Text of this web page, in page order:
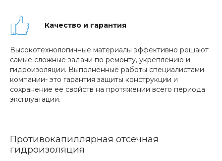
Качество и гарантия
Высокотехнологичные материалы эффективно решают
самые сложные задачи по ремонту, укреплению и
гидроизоляции. Выполненные работы специалистами
компании- это гарантия защиты конструкции и
сохранение ее свойств на протяжении всего периода
эксплуатации.
Противокапиллярная отсечная
гидроизоляция